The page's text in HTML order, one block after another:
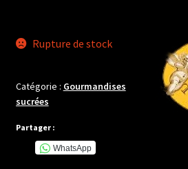
Rupture de stock
Catégorie : Gourmandises
sucrées
Partager :
WhatsApp